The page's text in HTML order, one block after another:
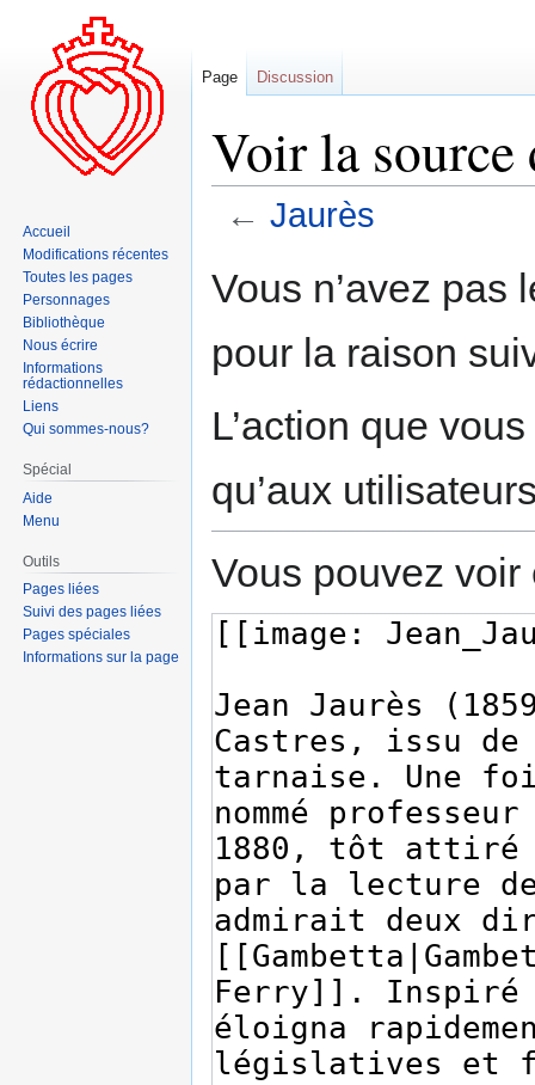
Voir la source
← Jaurès
à
navigation
à
recherche
Vous n’avez pas
pour la raison
L’action que
qu’aux
Vous pouvez
Page Discussion
Accueil
Modifications récentes
Toutes les pages
Personnages
Bibliothèque
Nous écrire
Informations
rédactionnelles
Liens
Qui sommes-nous?
Spécial
Aide
Menu
Outils
Pages liées
Suivi des pages liées
Pages spéciales
Informations sur la page